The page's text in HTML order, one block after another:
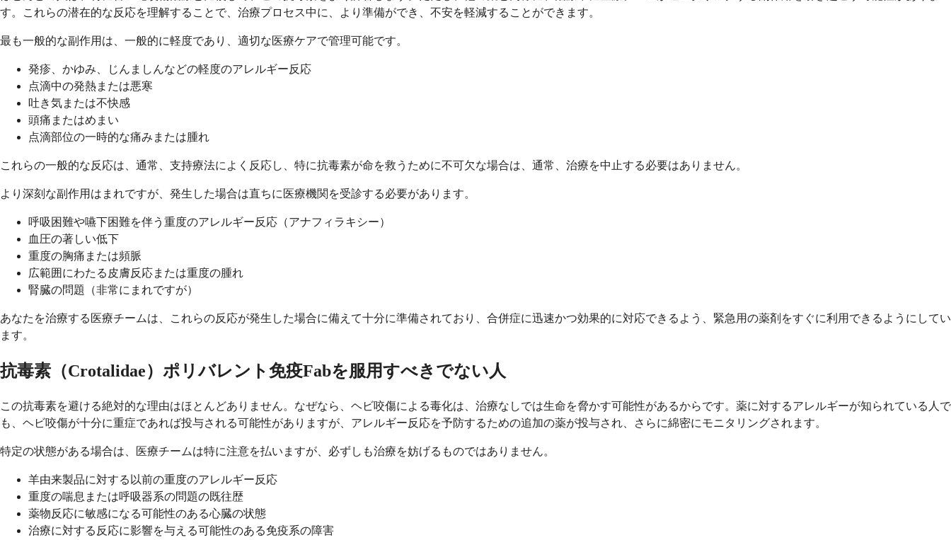
す。これらの潜在的な反応を理解することで、治療プロセス中に、より準備ができ、不安を軽減することができます。
最も一般的な副作用は、一般的に軽度であり、適切な医療ケアで管理可能です。
発疹、かゆみ、じんましんなどの軽度のアレルギー反応
点滴中の発熱または悪寒
吐き気または不快感
頭痛またはめまい
点滴部位の一時的な痛みまたは腫れ
これらの一般的な反応は、通常、支持療法によく反応し、特に抗毒素が命を救うために不可欠な場合は、通常、治療を中止する必要はありません。
より深刻な副作用はまれですが、発生した場合は直ちに医療機関を受診する必要があります。
呼吸困難や嚥下困難を伴う重度のアレルギー反応（アナフィラキシー）
血圧の著しい低下
重度の胸痛または頻脈
広範囲にわたる皮膚反応または重度の腫れ
腎臓の問題（非常にまれですが）
あなたを治療する医療チームは、これらの反応が発生した場合に備えて十分に準備されており、合併症に迅速かつ効果的に対応できるよう、緊急用の薬剤をすぐに利用できるようにしてい
ます。
抗毒素（Crotalidae）ポリバレント免疫Fabを服用すべきでない人
この抗毒素を避ける絶対的な理由はほとんどありません。なぜなら、ヘビ咬傷による毒化は、治療なしでは生命を脅かす可能性があるからです。薬に対するアレルギーが知られている人で
も、ヘビ咬傷が十分に重症であれば投与される可能性がありますが、アレルギー反応を予防するための追加の薬が投与され、さらに綿密にモニタリングされます。
特定の状態がある場合は、医療チームは特に注意を払いますが、必ずしも治療を妨げるものではありません。
羊由来製品に対する以前の重度のアレルギー反応
重度の喘息または呼吸器系の問題の既往歴
薬物反応に敏感になる可能性のある心臓の状態
治療に対する反応に影響を与える可能性のある免疫系の障害